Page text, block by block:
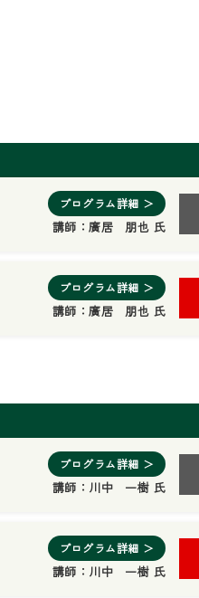
プログラム詳細 ＞
講師：廣居 朋也 氏
プログラム詳細 ＞
講師：廣居 朋也 氏
プログラム詳細 ＞
講師： 川中 一樹 氏
プログラム詳細 ＞
講師： 川中 一樹 氏